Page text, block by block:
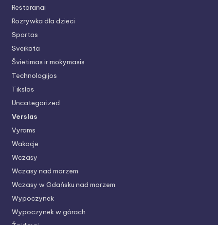
Restoranai
Rozrywka dla dzieci
Sportas
Sveikata
Švietimas ir mokymasis
Technologijos
Tikslas
Uncategorized
Verslas
Vyrams
Wakacje
Wczasy
Wczasy nad morzem
Wczasy w Gdańsku nad morzem
Wypoczynek
Wypoczynek w górach